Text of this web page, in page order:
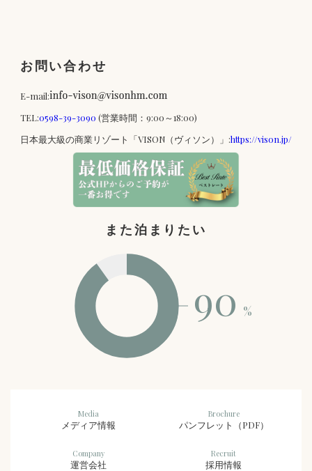
お問い合わせ
E-mail:
TEL:0598-39-3090 (営業時間：9:00～18:00)
日本最大級の商業リゾート「VISON（ヴィソン）」:https://vison.jp/
また泊まりたい
90 %
Media
メディア情報
Brochure
パンフレット（PDF）
Company
運営会社
Recruit
採用情報